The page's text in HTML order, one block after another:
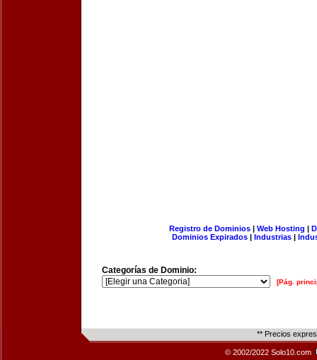
Registro de Dominios| Web Hosting |
Dominios Expirados | Industrias |
Categorías de Dominio:
[Pág.
** Precios
© 2002/2022 Solo10.com